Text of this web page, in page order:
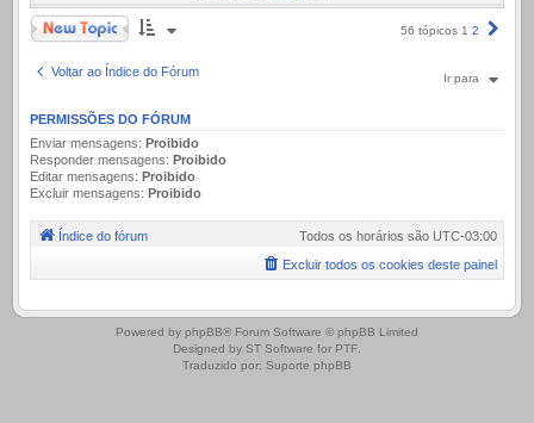
Novo Tópico
56 tópicos 1 2
Voltar ao Índice do Fórum Ir para
PERMISSÕES DO FÓRUM
Enviar mensagens: Proibido
Responder mensagens: Proibido
Editar mensagens: Proibido
Excluir mensagens: Proibido
Índice do fórum Todos os horários são UTC-03:00
Excluir todos os cookies deste painel
.
Powered by phpBB® Forum Software © phpBB Limited
Designed by ST Software for PTF.
Traduzido por: Suporte phpBB